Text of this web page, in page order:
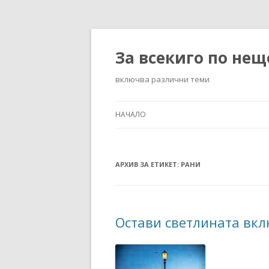
За всекиго по
включва различни теми
НАЧАЛО
АРХИВ ЗА ЕТИКЕТ: РАНИ
Остави светлината